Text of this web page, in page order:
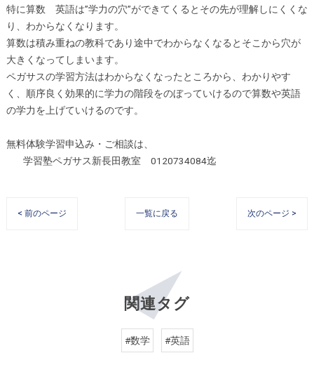
特に算数 英語は”学力の穴”ができてくるとその先が理解しにくくな
り、わからなくなります。
算数は積み重ねの教科であり途中でわからなくなるとそこから穴が
大きくなってしまいます。
ペガサスの学習方法はわからなくなったところから、わかりやす
く、順序良く効果的に学力の階段をのぼっていけるので算数や英語
の学力を上げていけるのです。
無料体験学習申込み・ご相談は、
学習塾ペガサス新長田教室 0120734084迄
< 前のページ 一覧に戻る 次のページ >
関連タグ
#数学 #英語